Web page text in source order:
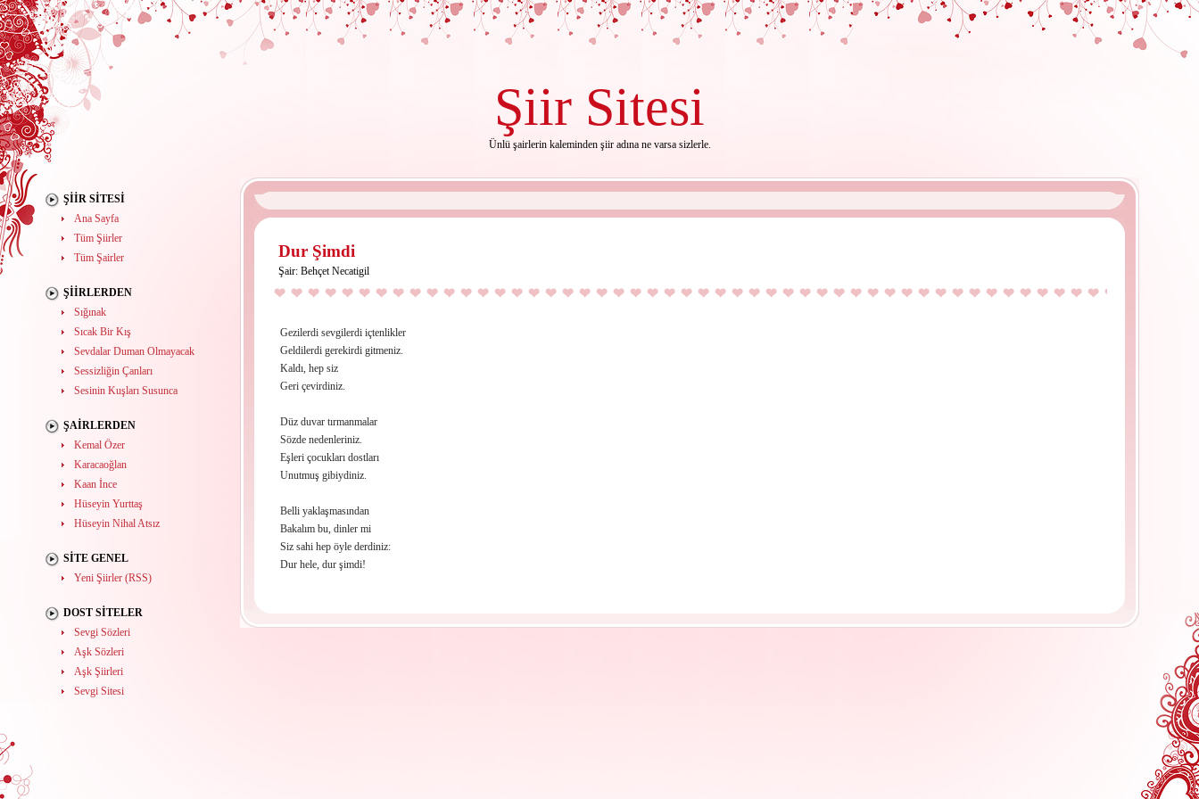
Şiir Sitesi
Ünlü şairlerin kaleminden şiir adına ne varsa sizlerle.
ŞIIR SITESI
Ana Sayfa
Tüm Şiirler
Tüm Şairler
ŞIIRLERDEN
Sığınak
Sıcak Bir Kış
Sevdalar Duman Olmayacak
Sessizliğin Çanları
Sesinin Kuşları Susunca
ŞAIRLERDEN
Kemal Özer
Karacaoğlan
Kaan İnce
Hüseyin Yurttaş
Hüseyin Nihal Atsız
SITE GENEL
Yeni Şiirler (RSS)
DOST SITELER
Sevgi Sözleri
Aşk Sözleri
Aşk Şiirleri
Sevgi Sitesi
Dur Şimdi
Şair: Behçet Necatigil
Gezilerdi sevgilerdi içtenlikler
Geldilerdi gerekirdi gitmeniz.
Kaldı, hep siz
Geri çevirdiniz.
Düz duvar tırmanmalar
Sözde nedenleriniz.
Eşleri çocukları dostları
Unutmuş gibiydiniz.
Belli yaklaşmasından
Bakalım bu, dinler mi
Siz sahi hep öyle derdiniz:
Dur hele, dur şimdi!